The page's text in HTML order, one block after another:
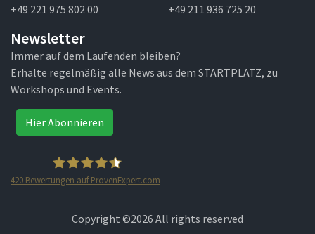
+49 221 975 802 00
+49 211 936 725 20
Newsletter
Immer auf dem Laufenden bleiben?
Erhalte regelmäßig alle News aus dem STARTPLATZ, zu
Workshops und Events.
Hier Abonnieren
420 Bewertungen auf ProvenExpert.com
Copyright ©2026 All rights reserved